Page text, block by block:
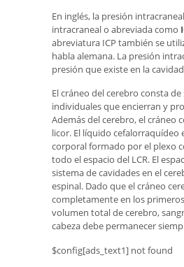
En inglés, la presión
intracraneal o abreviada como
abreviatura ICP también se
habla alemana. La presión
presión que existe en la
El cráneo del cerebro consta
individuales que encierran y
Además del cerebro, el cráneo
licor. El líquido cefalorraquídeo
corporal formado por el plexo
todo el espacio del LCR. El
sistema de cavidades en el
espinal. Dado que el cráneo
completamente en los
volumen total de cerebro,
cabeza debe permanecer
$config[ads_text1] not found